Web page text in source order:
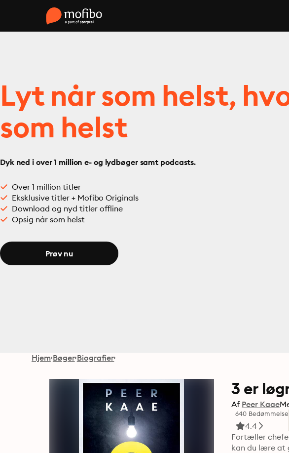
Lyt når som helst,
som helst
Dyk ned i over 1 million e- og lydbøger samt podcasts.
Over 1 million titler
Eksklusive titler + Mofibo Originals
Download og nyd titler offline
Opsig når som helst
Prøv nu
Hjem Bøger Biografier
3 er
Af Peer Kaae
640 Bedømmelse
4.4
Fortæller
kan du lære at